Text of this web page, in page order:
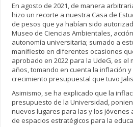
En agosto de 2021, de manera
hizo un recorte a nuestra Casa de
de pesos que ya habían sido
Museo de Ciencias Ambientales,
autonomía universitaria; sumado a
manifiesto en diferentes ocasiones
aprobado en 2022 para la UdeG, es el
años, tomando en cuenta la inflación
crecimiento presupuestal que tuvo
Asimismo, se ha explicado que la
presupuesto de la Universidad,
nuevos lugares para las y los jóvenes
de espacios estratégicos para la